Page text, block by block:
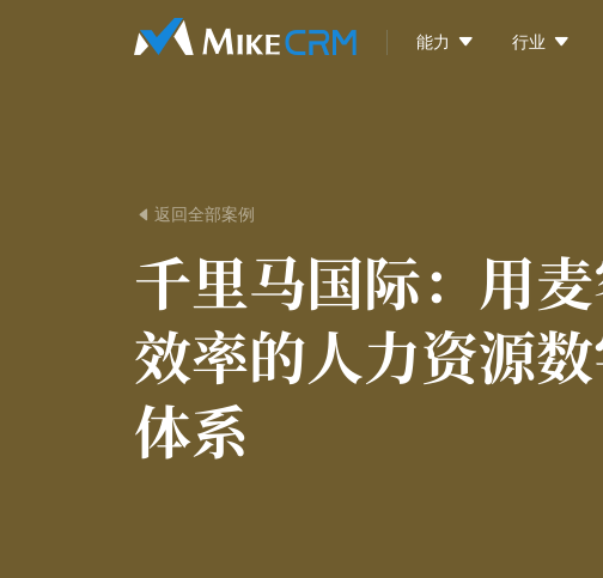
能力  行业 
 返回全部案例
千里马国际： 用
效率的人力资源
体系